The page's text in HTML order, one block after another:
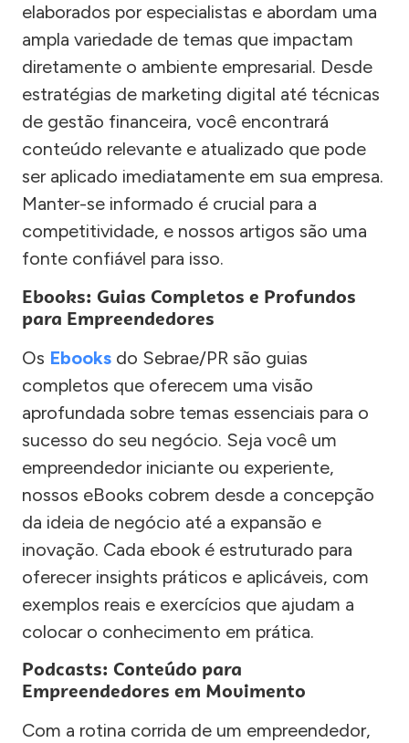
elaborados por especialistas e abordam uma
ampla variedade de temas que impactam
diretamente o ambiente empresarial. Desde
estratégias de marketing digital até técnicas
de gestão financeira, você encontrará
conteúdo relevante e atualizado que pode
ser aplicado imediatamente em sua empresa.
Manter-se informado é crucial para a
competitividade, e nossos artigos são uma
fonte confiável para isso.
Ebooks: Guias Completos e Profundos
para Empreendedores
Os Ebooks do Sebrae/PR são guias
completos que oferecem uma visão
aprofundada sobre temas essenciais para o
sucesso do seu negócio. Seja você um
empreendedor iniciante ou experiente,
nossos eBooks cobrem desde a concepção
da ideia de negócio até a expansão e
inovação. Cada ebook é estruturado para
oferecer insights práticos e aplicáveis, com
exemplos reais e exercícios que ajudam a
colocar o conhecimento em prática.
Podcasts: Conteúdo para
Empreendedores em Movimento
Com a rotina corrida de um empreendedor,